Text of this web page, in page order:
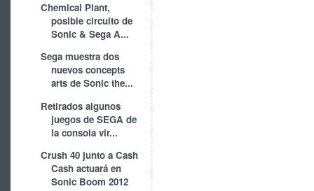
Chemical Plant,
posible circuito de
Sonic & Sega A...
Sega muestra dos
nuevos concepts
arts de Sonic the...
Retirados algunos
juegos de SEGA de
la consola vir...
Crush 40 junto a Cash
Cash actuará en
Sonic Boom 2012